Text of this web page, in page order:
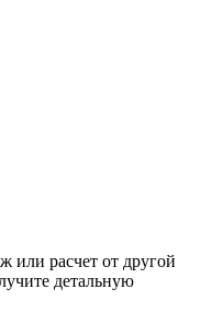
или расчет от другой
детальную